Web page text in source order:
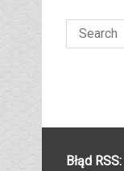
Błąd RSS: